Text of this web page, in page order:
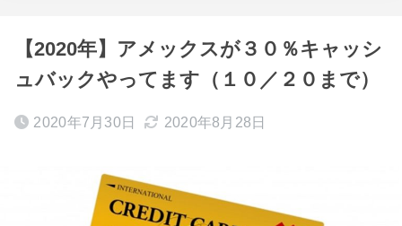
【2020年】アメックスが３０％キャッシ
ュバックやってます（１０／２０まで）
2020年7月30日 2020年8月28日